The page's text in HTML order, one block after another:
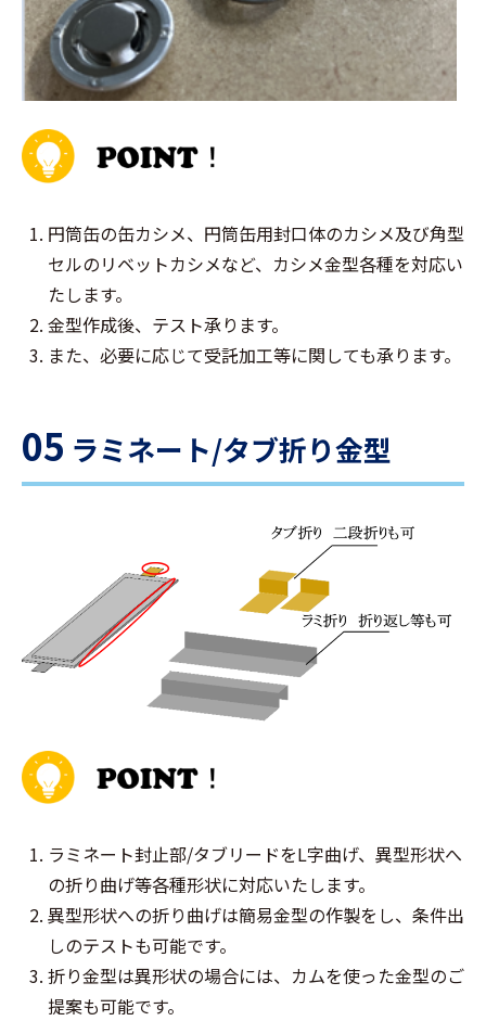
円筒缶の缶カシメ、円筒缶用封口体のカシメ及び角型
セルのリベットカシメなど、カシメ金型各種を対応い
たします。
金型作成後、テスト承ります。
また、必要に応じて受託加工等に関しても承ります。
05 ラミネート/タブ折り金型
ラミネート封止部/タブリードをL字曲げ、異型形状へ
の折り曲げ等各種形状に対応いたします。
異型形状への折り曲げは簡易金型の作製をし、条件出
しのテストも可能です。
折り金型は異形状の場合には、カムを使った金型のご
提案も可能です。